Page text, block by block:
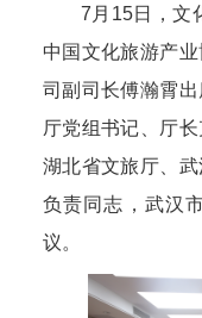
7月15日，文
中国文化旅游产
司副司长傅瀚霄
厅党组书记、厅
湖北省文旅厅、
负责同志，武汉
议。